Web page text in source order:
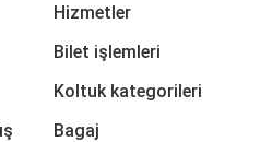
Hizmetler
Bilet işlemleri
Koltuk kategorileri
Bagaj